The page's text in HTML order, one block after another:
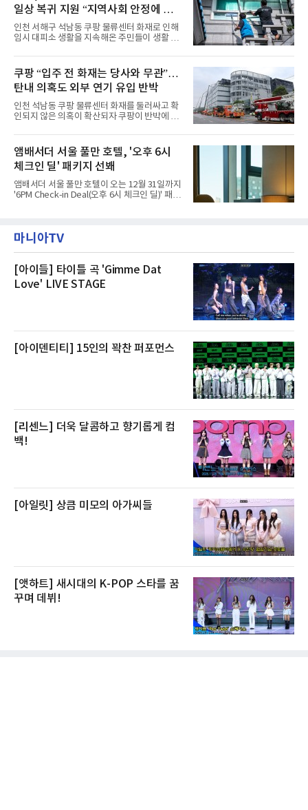
바우처 1매 추가
한편에 마련된 앰버드 존을 통해 앰버드의 세계
관을 소개해왔다. 앰버드 존은 앰버드가 우주여
행 중 수집한 다양한 굿즈를 전시한 '앰버드 플래
닛(Ambird Planet)과 계절별 플라워 연출로 사
라 극장을 모티브로 한 데코레이션으로 구성됐
다. 무대 공간 및 티켓 박스
일상 복귀 지원 “지역사회 안정에 총
력”
인천 서해구 석남동 쿠팡 물류센터 화재로 인해
임시 대피소 생활을 지속해온 주민들이 생활 터
필먼트서비스(CFS)가 지난 28일부터 화재 피해
주민을 대상으로 전문 출장 청소서비스 지원에
나섬으로써 본격적인 지역사회 복구 작업이 시
작된 것이다.대피소 주민 중심 청소 접수, 첫날
부터 2가구 지원 완료CFS는 신현초등학교, 신
현북초등학교, 신현여자중학교 등 인천 서해구
관내 임시 대피소 3곳에서 체류해온 화재 피해
민들의 호응 속에 CFS는 즉시 행동에 나섰다. 지
난 28일 오후 전문 청소업체와
쿠팡 “입주 전 화재는 당사와 무관”…
탄내 의혹도 외부 연기 유입 반박
인천 석남동 쿠팡 물류센터 화재를 둘러싸고 확
인되지 않은 의혹이 확산되자 쿠팡이 반박에 나
에 대해서는 외부 화재 연기 유입이라고 설명했
고, 2023년 같은 물류센터에서 발생한 화재에
대해서도 쿠팡 입주 전 공사 과정에서 벌어진 일
이라며 선을 그었다.쿠팡은 21일 인천 물류센터
내부에서 불이 타는 냄새가 났다는 의혹과 관련
해 “사실무근”이라는 입장을 밝혔다.회사 측은
“인근에서 지난 15일 다른 회사에서 발생한 대
것으로 확인됐다”고 설명했다.이어 “정확한 화
재 원인은 추후 조사될
앰배서더 서울 풀만 호텔, '오후 6시
체크인 딜' 패키지 선봬
앰배서더 서울 풀만 호텔이 오는 12월 31일까지
'6PM Check-in Deal(오후 6시 체크인 딜)' 패키
텔 측은 “퇴근 후 또는 주말 도심 속에서 짧지만
온전한 휴식을 원하는 고객들에게 특별한 경험
제큐티브 두 가지 타입으로 구성된다. 디럭스 패
키지는 객실 1박(룸 온리)으로 심플한 호캉스를
즐길 수 있으며, 이그제큐티브 패키지는 객실 1
마니아TV
[아이들] 타이틀 곡 'Gimme Dat
Love' LIVE STAGE
[아이덴티티] 15인의 꽉찬 퍼포먼스
[리센느] 더욱 달콤하고 향기롭게 컴
백!
[아일릿] 상큼 미모의 아가씨들
[앳하트] 새시대의 K-POP 스타를 꿈
꾸며 데뷔!